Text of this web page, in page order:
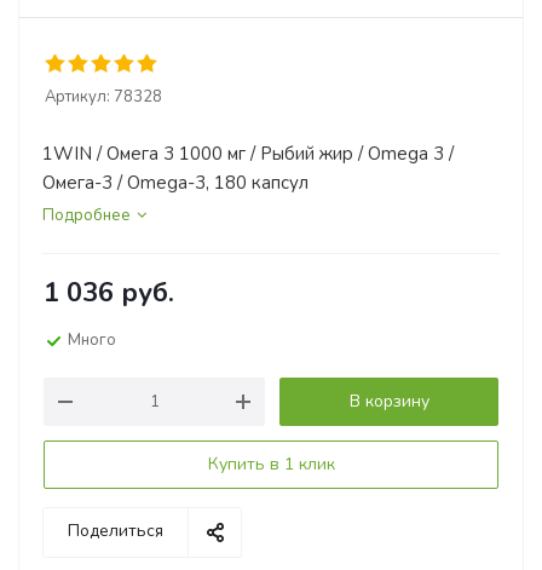
Артикул: 78328
1WIN / Омега 3 1000 мг / Рыбий жир / Omega 3 /
Омега-3 / Omega-3, 180 капсул
Подробнее
1 036 руб.
Много
В корзину
Купить в 1 клик
Поделиться